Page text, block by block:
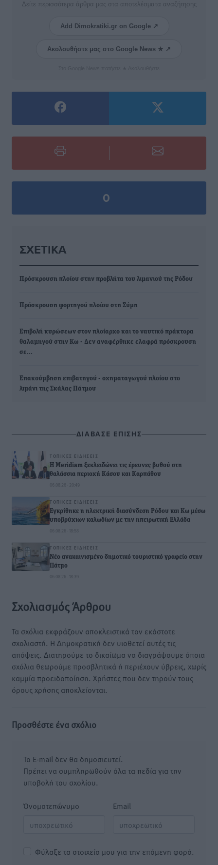
Δείτε περισσότερα άρθρα μας στα αποτελέσματα αναζήτησης
Add Dimokratiki.gr on Google ↗
Ακολουθήστε μας στο Google News ★ ↗
0
ΣΧΕΤΙΚΆ
Πρόσκρουση πλοίου στην προβλήτα του λιμανιού της Ρόδου
Πρόσκρουση φορτηγού πλοίου στη Σύμη
Επιβολή κυρώσεων στον πλοίαρχο και το ναυτικό πράκτορα
θαλαμηγού στην Κω - Δεν αναφέρθηκε ελαφρά πρόσκρουση
σε…
Επακούμβηση επιβατηγού - οχηματαγωγού πλοίου στο
λιμάνι της Σκάλας Πάτμου
ΔΙΑΒΑΣΕ ΕΠΙΣΗΣ
ΤΟΠΙΚΈΣ ΕΙΔΉΣΕΙΣ
Η Meridiam ξεκλειδώνει τις έρευνες βυθού στη
θαλάσσια περιοχή Κάσου και Καρπάθου
06.08.26 · 20:49
ΤΟΠΙΚΈΣ ΕΙΔΉΣΕΙΣ
Εγκρίθηκε η ηλεκτρική διασύνδεση Ρόδου και Κω μέσω
υποβρύχιων καλωδίων με την ηπειρωτική Ελλάδα
06.08.26 · 18:58
ΤΟΠΙΚΈΣ ΕΙΔΉΣΕΙΣ
Νέο ανακαινισμένο δημοτικό τουριστικό γραφείο στην
Πάτμο
06.08.26 · 18:39
Σχολιασμός Άρθρου
Τα σχόλια εκφράζουν αποκλειστικά τον εκάστοτε
σχολιαστή. Η Δημοκρατική δεν υιοθετεί αυτές τις
απόψεις. Διατηρούμε το δικαίωμα να διαγράψουμε όποια
σχόλια θεωρούμε προσβλητικά ή περιέχουν ύβρεις, χωρίς
καμμία προειδοποίηση. Χρήστες που δεν τηρούν τους
όρους χρήσης αποκλείονται.
Προσθέστε ένα σχόλιο
Το E-mail δεν θα δημοσιευτεί.
Πρέπει να συμπληρωθούν όλα τα πεδία για την
υποβολή του σχολίου.
Όνοματεπώνυμο Email
Φύλαξε τα στοιχεία μου για την επόμενη φορά.